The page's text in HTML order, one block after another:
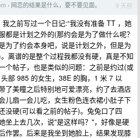
› 网恋的结果是什么，要不要见面。 9 天前
我之前写过一个日记:“我没有准备 TT ，她
都是计划之外的(那约会是为了做什么呢？
为了约会本身吧，说是计划之外，但是为
离谱的是整个过程我都没有硬，真是不知
个帖子，也是类似的问题：之前是约过(或
部 985 的女生，38E 的胸，1 米 7 以
了美瞳之后特别地可爱漂亮，约了去酒店
儿扇一会儿吃，女生粉色连衣裙小肚子下
没硬(可以看之前的帖子)。兔兔口了四
坐上去几次，说"是这样吗？"，好像是硬
作罢。后来是我坐到她脸上，结果发现膝